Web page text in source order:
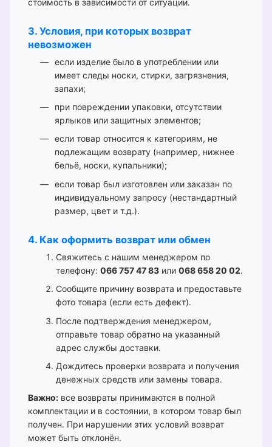
3. Условия, при которых возврат
невозможен
если изделие было в употреблении или
имеет следы носки, стирки, загрязнения,
запахи;
при повреждении упаковки, отсутствии
ярлыков или защитных элементов;
если товар относится к категориям, не
подлежащим возврату (например, нижнее
бельё, носки, купальники);
если товар был изготовлен или заказан по
индивидуальному запросу (нестандартный
размер, цвет и т.д.).
4. Как оформить возврат или обмен
Свяжитесь с нашим менеджером по
телефону: 066 757 47 83 или 068 658 20 02.
Сообщите причину возврата и предоставьте
фото товара (если есть дефект).
После подтверждения менеджером,
отправьте товар обратно на указанный
адрес службы доставки.
Дождитесь проверки возврата и получения
денежных средств или замены товара.
Важно: все возвраты принимаются в полной
комплектации и в состоянии, в котором товар был
получен. При нарушении этих условий возврат
может быть отклонён.